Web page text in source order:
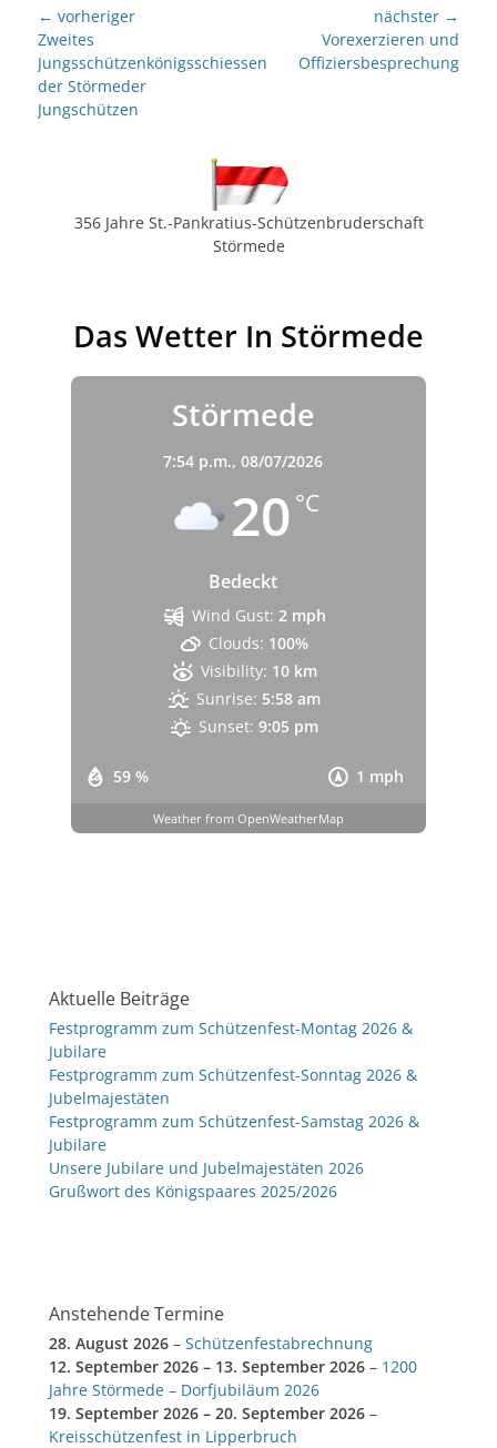
Beitragsnavigation
← vorheriger
Vorheriger
Beitrag:
Zweites
Jungsschützenkönigsschiessen
der Störmeder
Jungschützen
nächster →
Beitrag:
Vorexerzieren und
Offiziersbesprechung
356 Jahre St.-Pankratius-Schützenbruderschaft
Störmede
Das Wetter In Störmede
Störmede
7:54 p.m., 08/07/2026
20 °C
Bedeckt
59 % 1 mph
Wind Gust: 2 mph
Clouds: 100%
Visibility: 10 km
Sunrise: 5:58 am
Sunset: 9:05 pm
Weather from OpenWeatherMap
Aktuelle Beiträge
Festprogramm zum Schützenfest-Montag 2026 &
Jubilare
Festprogramm zum Schützenfest-Sonntag 2026 &
Jubelmajestäten
Festprogramm zum Schützenfest-Samstag 2026 &
Jubilare
Unsere Jubilare und Jubelmajestäten 2026
Grußwort des Königspaares 2025/2026
Anstehende Termine
28. August 2026 – Schützenfestabrechnung
12. September 2026 – 13. September 2026 – 1200
Jahre Störmede – Dorfjubiläum 2026
19. September 2026 – 20. September 2026 –
Kreisschützenfest in Lipperbruch